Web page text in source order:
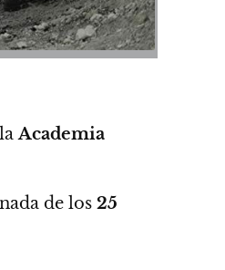
laAcademia
de los 25